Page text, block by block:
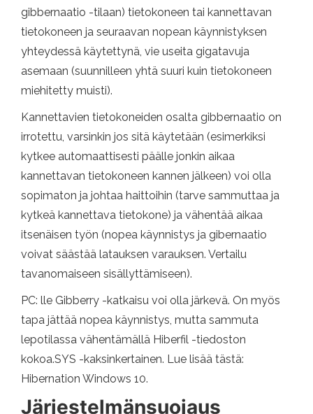
gibbernaatio -tilaan) tietokoneen tai kannettavan
tietokoneen ja seuraavan nopean käynnistyksen
yhteydessä käytettynä, vie useita gigatavuja
asemaan (suunnilleen yhtä suuri kuin tietokoneen
miehitetty muisti).
Kannettavien tietokoneiden osalta gibbernaatio on
irrotettu, varsinkin jos sitä käytetään (esimerkiksi
kytkee automaattisesti päälle jonkin aikaa
kannettavan tietokoneen kannen jälkeen) voi olla
sopimaton ja johtaa haittoihin (tarve sammuttaa ja
kytkeä kannettava tietokone) ja vähentää aikaa
itsenäisen työn (nopea käynnistys ja gibernaatio
voivat säästää latauksen varauksen. Vertailu
tavanomaiseen sisällyttämiseen).
PC: lle Gibberry -katkaisu voi olla järkevä. On myös
tapa jättää nopea käynnistys, mutta sammuta
lepotilassa vähentämällä Hiberfil -tiedoston
kokoa.SYS -kaksinkertainen. Lue lisää tästä:
Hibernation Windows 10.
Järjestelmänsuojaus